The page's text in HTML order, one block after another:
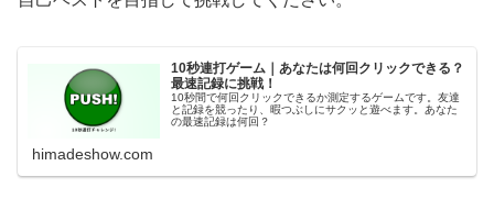
10秒連打ゲーム｜あなたは何回クリックできる？
最速記録に挑戦！
10秒間で何回クリックできるか測定するゲームです。友達
と記録を競ったり、暇つぶしにサクッと遊べます。あなた
の最速記録は何回？
himadeshow.com